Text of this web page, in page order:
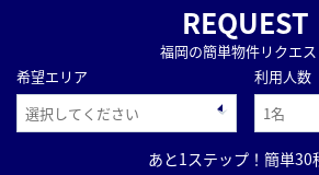
REQUEST
福岡の簡単物件リクエス
希望エリア
利用人数
あと1ステップ！簡単30